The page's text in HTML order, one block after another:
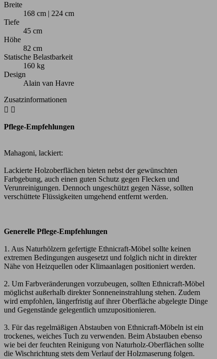
Breite
168 cm | 224 cm
Tiefe
45 cm
Höhe
82 cm
Statische Belastbarkeit
160 kg
Design
Alain van Havre
Zusatzinformationen
 
Pflege-Empfehlungen
Mahagoni, lackiert:
Lackierte Holzoberflächen bieten nebst der gewünschten
Farbgebung, auch einen guten Schutz gegen Flecken und
Verunreinigungen. Dennoch ungeschützt gegen Nässe, sollten
verschüttete Flüssigkeiten umgehend entfernt werden.
Generelle Pflege-Empfehlungen
1. Aus Naturhölzern gefertigte Ethnicraft-Möbel sollte keinen
extremen Bedingungen ausgesetzt und folglich nicht in direkter
Nähe von Heizquellen oder Klimaanlagen positioniert werden.
2. Um Farbveränderungen vorzubeugen, sollten Ethnicraft-Möbel
möglichst außerhalb direkter Sonneneinstrahlung stehen. Zudem
wird empfohlen, längerfristig auf ihrer Oberfläche abgelegte Dinge
und Gegenstände gelegentlich umzupositionieren.
3. Für das regelmäßigen Abstauben von Ethnicraft-Möbeln ist ein
trockenes, weiches Tuch zu verwenden. Beim Abstauben ebenso
wie bei der feuchten Reinigung von Naturholz-Oberflächen sollte
die Wischrichtung stets dem Verlauf der Holzmaserung folgen.